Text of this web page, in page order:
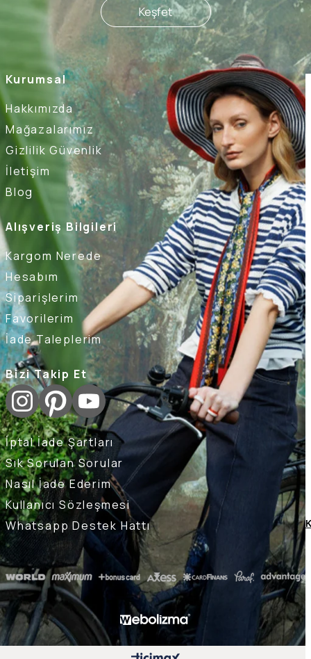
Kurumsal
Hakkımızda
Mağazalarımız
Gizlilik Güvenlik
İletişim
Blog
Alışveriş Bilgileri
Kargom Nerede
Hesabım
Siparişlerim
Favorilerim
İade Taleplerim
Bizi Takip Et
İptal İade Şartları
Sık Sorulan Sorular
Nasıl İade Ederim
Kullanıcı Sözleşmesi
Whatsapp Destek Hattı
Keşfet